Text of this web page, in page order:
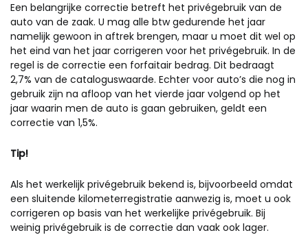
Een belangrijke correctie betreft het privégebruik van de
auto van de zaak. U mag alle btw gedurende het jaar
namelijk gewoon in aftrek brengen, maar u moet dit wel op
het eind van het jaar corrigeren voor het privégebruik. In de
regel is de correctie een forfaitair bedrag. Dit bedraagt
2,7% van de cataloguswaarde. Echter voor auto’s die nog in
gebruik zijn na afloop van het vierde jaar volgend op het
jaar waarin men de auto is gaan gebruiken, geldt een
correctie van 1,5%.
Tip!
Als het werkelijk privégebruik bekend is, bijvoorbeeld omdat
een sluitende kilometerregistratie aanwezig is, moet u ook
corrigeren op basis van het werkelijke privégebruik. Bij
weinig privégebruik is de correctie dan vaak ook lager.